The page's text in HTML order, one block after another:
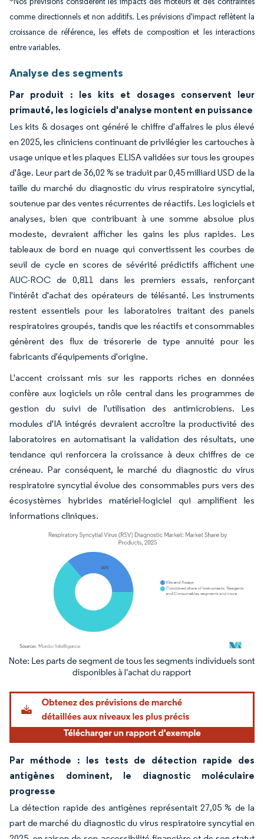
comme directionnels et non additifs. Les prévisions d'impact reflètent la
croissance de référence, les effets de composition et les interactions
entre variables.
Analyse des segments
Par produit : les kits et dosages conservent leur
primauté, les logiciels d'analyse montent en puissance
Les kits & dosages ont généré le chiffre d'affaires le plus élevé
en 2025, les cliniciens continuant de privilégier les cartouches à
usage unique et les plaques ELISA validées sur tous les groupes
d'âge. Leur part de 36,02 % se traduit par 0,45 milliard USD de la
taille du marché du diagnostic du virus respiratoire syncytial,
soutenue par des ventes récurrentes de réactifs. Les logiciels et
analyses, bien que contribuant à une somme absolue plus
modeste, devraient afficher les gains les plus rapides. Les
tableaux de bord en nuage qui convertissent les courbes de
seuil de cycle en scores de sévérité prédictifs affichent une
AUC-ROC de 0,811 dans les premiers essais, renforçant
l'intérêt d'achat des opérateurs de télésanté. Les instruments
restent essentiels pour les laboratoires traitant des panels
respiratoires groupés, tandis que les réactifs et consommables
génèrent des flux de trésorerie de type annuité pour les
fabricants d'équipements d'origine.
L'accent croissant mis sur les rapports riches en données
confère aux logiciels un rôle central dans les programmes de
gestion du suivi de l'utilisation des antimicrobiens. Les
modules d'IA intégrés devraient accroître la productivité des
laboratoires en automatisant la validation des résultats, une
tendance qui renforcera la croissance à deux chiffres de ce
créneau. Par conséquent, le marché du diagnostic du virus
respiratoire syncytial évolue des consommables purs vers des
écosystèmes hybrides matériel-logiciel qui amplifient les
informations cliniques.
Image © Mordor Intelligence. La réutilisation nécessite une attribution sous CC BY
Par méthode : les tests de détection rapide des
antigènes dominent, le diagnostic moléculaire
progresse
La détection rapide des antigènes représentait 27,05 % de la
part de marché du diagnostic du virus respiratoire syncytial en